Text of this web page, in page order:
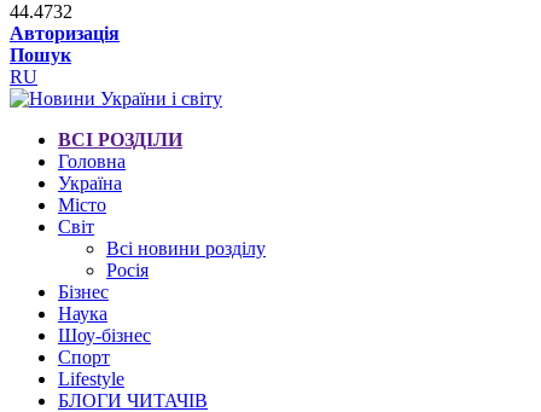
44.4732
Авторизація
Пошук
RU
ВСІ РОЗДІЛИ
Головна
Україна
Місто
Світ
Всі новини розділу
Росія
Бізнес
Наука
Шоу-бізнес
Спорт
Lifestyle
БЛОГИ ЧИТАЧІВ